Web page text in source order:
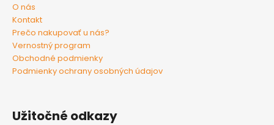
O nás
Kontakt
Prečo nakupovať u nás?
Vernostný program
Obchodné podmienky
Podmienky ochrany osobných údajov
Užitočné odkazy